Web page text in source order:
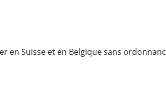
en Suisse et en Belgique sans